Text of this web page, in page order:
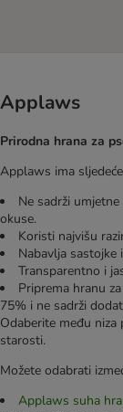
Applaws
Prirodna hrana za
Applaws ima
Ne sadrži
okuse.
Koristi najvišu
Nabavlja sastojke
Transparentno i
Priprema hranu
75% i ne sadrži
Odaberite među niza
starosti.
Možete odabrati
Applaws suha